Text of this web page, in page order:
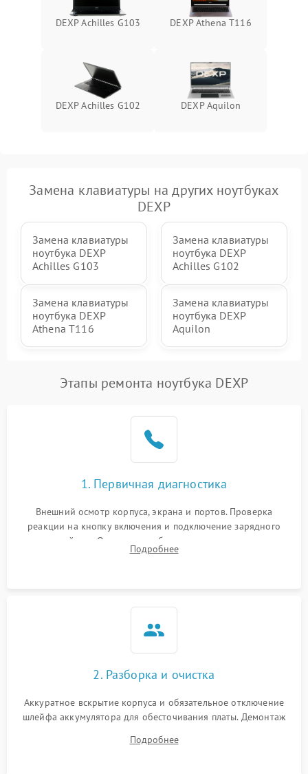
синие экраны
DEXP Achilles G103 DEXP Athena T116
DEXP Achilles G102 DEXP Aquilon
Замена клавиатуры на других ноутбуках
DEXP
Замена клавиатуры
ноутбука DEXP
Achilles G103
Замена клавиатуры
ноутбука DEXP
Achilles G102
Замена клавиатуры
ноутбука DEXP
Athena T116
Замена клавиатуры
ноутбука DEXP
Aquilon
Этапы ремонта ноутбука DEXP
1. Первичная диагностика
Внешний осмотр корпуса, экрана и портов. Проверка
реакции на кнопку включения и подключение зарядного
устройства. Оценка потребления тока с помощью
лабораторного блока питания для локализации проблемы.
Подробнее
2. Разборка и очистка
Аккуратное вскрытие корпуса и обязательное отключение
шлейфа аккумулятора для обесточивания платы. Демонтаж
высохшей термопасты с кристаллов чипов.
Подробнее